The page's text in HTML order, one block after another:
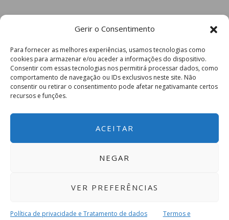
Gerir o Consentimento
Para fornecer as melhores experiências, usamos tecnologias como
cookies para armazenar e/ou aceder a informações do dispositivo.
Consentir com essas tecnologias nos permitirá processar dados, como
comportamento de navegação ou IDs exclusivos neste site. Não
consentir ou retirar o consentimento pode afetar negativamante certos
recursos e funções.
ACEITAR
NEGAR
VER PREFERÊNCIAS
Política de privacidade e Tratamento de dados
Termos e